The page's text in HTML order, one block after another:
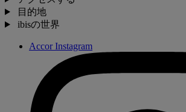
目的地
ibisの世界
Accor Instagram